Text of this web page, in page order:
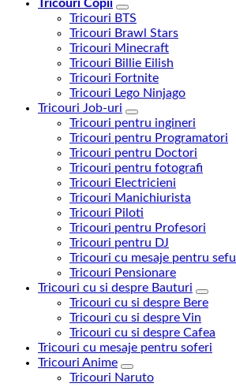
Tricouri Copii
Tricouri BTS
Tricouri Brawl Stars
Tricouri Minecraft
Tricouri Billie Eilish
Tricouri Fortnite
Tricouri Lego Ninjago
Tricouri Job-uri
Tricouri pentru ingineri
Tricouri pentru Programatori
Tricouri pentru Doctori
Tricouri pentru fotografi
Tricouri Electricieni
Tricouri Manichiurista
Tricouri Piloti
Tricouri pentru Profesori
Tricouri pentru DJ
Tricouri cu mesaje pentru sefu
Tricouri Pensionare
Tricouri cu si despre Bauturi
Tricouri cu si despre Bere
Tricouri cu si despre Vin
Tricouri cu si despre Cafea
Tricouri cu mesaje pentru soferi
Tricouri Anime
Tricouri Naruto